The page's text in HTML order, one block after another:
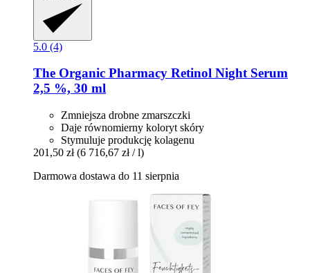
5.0 (4)
The Organic Pharmacy Retinol Night Serum
2,5 %, 30 ml
Zmniejsza drobne zmarszczki
Daje równomierny koloryt skóry
Stymuluje produkcję kolagenu
201,50 zł (6 716,67 zł / l)
Darmowa dostawa do 11 sierpnia